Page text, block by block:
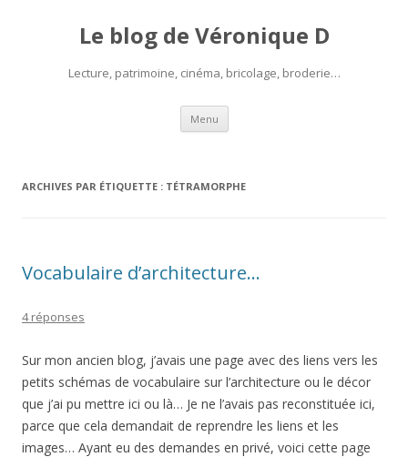
Le blog de Véronique D
Lecture, patrimoine, cinéma, bricolage, broderie…
Menu Aller
contenu
ARCHIVES PAR ÉTIQUETTE : TÉTRAMORPHE
Vocabulaire d’architecture…
4 réponses
Sur mon ancien blog, j’avais une page avec des liens vers les
petits schémas de vocabulaire sur l’architecture ou le décor
que j’ai pu mettre ici ou là… Je ne l’avais pas reconstituée ici,
parce que cela demandait de reprendre les liens et les
images… Ayant eu des demandes en privé, voici cette page